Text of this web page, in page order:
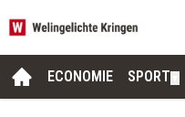
ECONOMIE SPORT